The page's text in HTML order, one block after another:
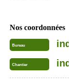
Nos coordonnées
Bureau
Chantier